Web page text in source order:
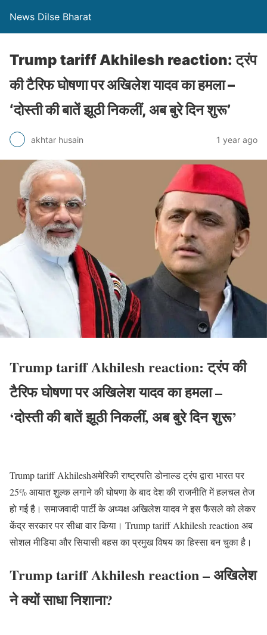
News Dilse Bharat
Trump tariff Akhilesh reaction: ट्रंप
की टैरिफ घोषणा पर अखिलेश यादव का हमला –
‘दोस्ती की बातें झूठी निकलीं, अब बुरे दिन शुरू’
akhtar husain 1 year ago
Trump tariff Akhilesh reaction: ट्रंप की
टैरिफ घोषणा पर अखिलेश यादव का हमला –
‘दोस्ती की बातें झूठी निकलीं, अब बुरे दिन शुरू’
Trump tariff Akhileshअमेरिकी राष्ट्रपति डोनाल्ड ट्रंप द्वारा भारत पर
25% आयात शुल्क लगाने की घोषणा के बाद देश की राजनीति में हलचल तेज
हो गई है। समाजवादी पार्टी के अध्यक्ष अखिलेश यादव ने इस फैसले को लेकर
केंद्र सरकार पर सीधा वार किया। Trump tariff Akhilesh reaction अब
सोशल मीडिया और सियासी बहस का प्रमुख विषय का हिस्सा बन चुका है।
Trump tariff Akhilesh reaction – अखिलेश
ने क्यों साधा निशाना?